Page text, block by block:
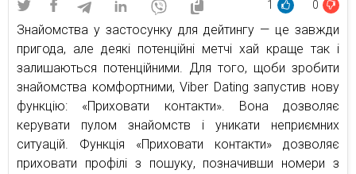
1 0
Знайомства у застосунку для дейтингу — це завжди
пригода, але деякі потенційні метчі хай краще так і
залишаються потенційними. Для того, щоби зробити
знайомства комфортними, Viber Dating запустив нову
функцію: «Приховати контакти». Вона дозволяє
керувати пулом знайомств і уникати неприємних
ситуацій. Функція «Приховати контакти» дозволяє
приховати профілі з пошуку, позначивши номери з